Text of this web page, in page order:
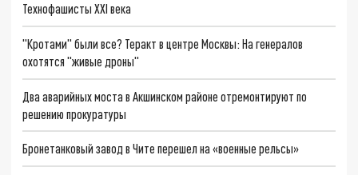
Технофашисты XXI века
"Кротами" были все? Теракт в центре Москвы: На генералов
охотятся "живые дроны"
Два аварийных моста в Акшинском районе отремонтируют по
решению прокуратуры
Бронетанковый завод в Чите перешел на «военные рельсы»